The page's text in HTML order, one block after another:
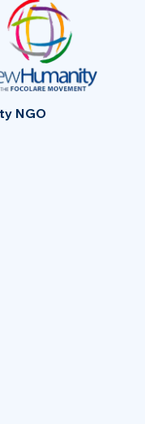
NGO